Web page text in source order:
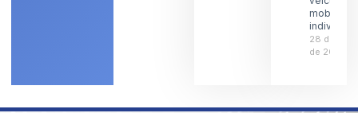
individual
28 de
de 2026